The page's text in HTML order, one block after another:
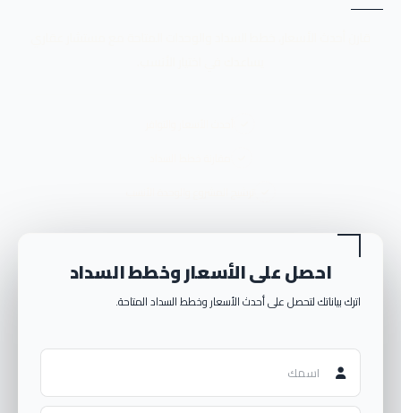
احصل على الأسعار وخطط السداد
اترك بياناتك لتحصل على أحدث الأسعار وخطط السداد المتاحة.